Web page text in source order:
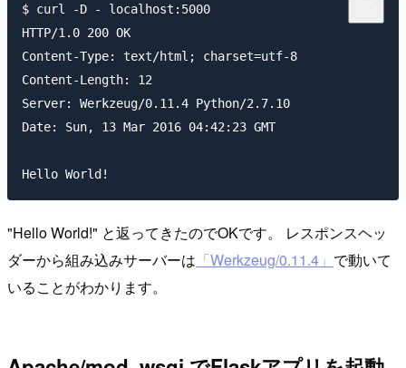
$ curl -D - localhost:5000
HTTP/1.0 200 OK
Content-Type: text/html; charset=utf-8
Content-Length: 12
Server: Werkzeug/0.11.4 Python/2.7.10
Date: Sun, 13 Mar 2016 04:42:23 GMT
"Hello World!" と返ってきたのでOKです。 レスポンスヘッ
ダーから組み込みサーバーは 「Werkzeug/0.11.4」 で動いて
いることがわかります。